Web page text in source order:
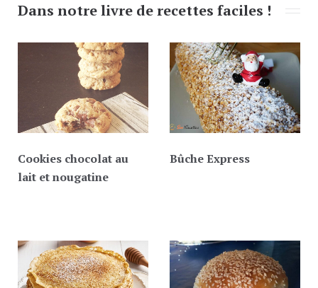
Dans notre livre de recettes faciles !
Cookies chocolat au
lait et nougatine
Bûche Express